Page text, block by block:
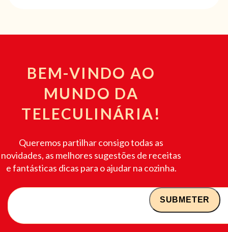
BEM-VINDO AO
MUNDO DA
TELECULINÁRIA!
Queremos partilhar consigo todas as
novidades, as melhores sugestões de receitas
e fantásticas dicas para o ajudar na cozinha.